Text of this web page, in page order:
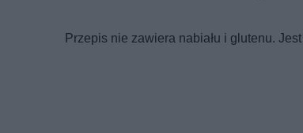
Przepis nie zawiera nabiału i glutenu.